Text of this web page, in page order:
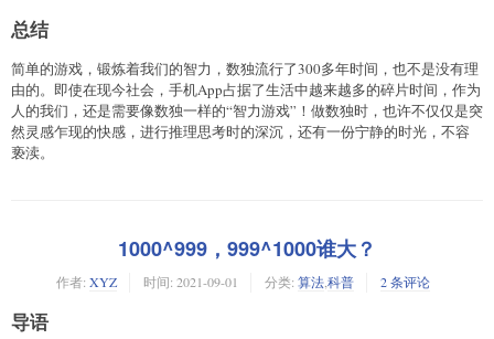
总结
简单的游戏，锻炼着我们的智力，数独流行了300多年时间，也不是没有理
由的。即使在现今社会，手机App占据了生活中越来越多的碎片时间，作为
人的我们，还是需要像数独一样的“智力游戏”！做数独时，也许不仅仅是突
然灵感乍现的快感，进行推理思考时的深沉，还有一份宁静的时光，不容
亵渎。
1000^999，999^1000谁大？
作者: XYZ 时间: 2021-09-01 分类: 算法,科普 2 条评论
导语